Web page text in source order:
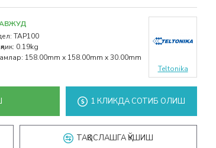
TAP100
0.19kg
158.00mm x 158.00mm x 30.00mm
Teltonika
1 КЛИКДА СОТИБ ОЛИШ
ТАҚҚОСЛАШГА ҚЎШИШ